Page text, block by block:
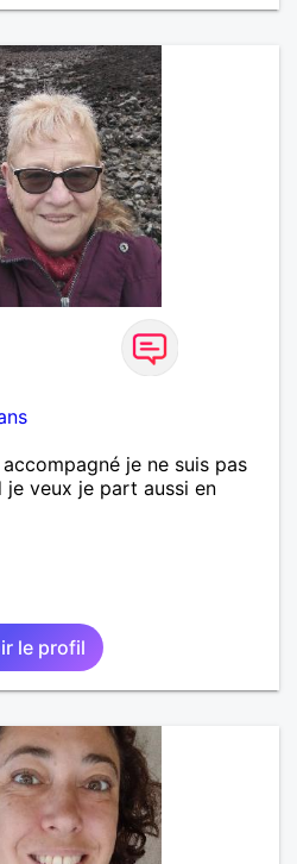
je ne suis pas
je veux je part aussi en
le profil